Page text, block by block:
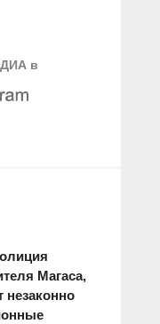
в
Магаса,
незаконно